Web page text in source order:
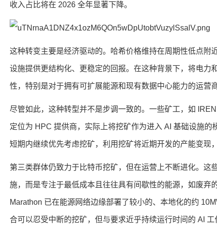
收入占比将在 2026 全年显著下降。
这种转变主要是经济驱动的。哈希价格维持在周期性低点附
设施提供更结构化、更稳定的回报。在这种背景下，将电力
性，特别是对于拥有可扩展能源和现有数据中心能力的运营
尽管如此，这种转型并不是步调一致的。一些矿工，如
定位为 HPC 提供商，实际上将挖矿作为进入 AI 基础设施的
短期内继续优先考虑挖矿，利用挖矿将近期开发的产能变现
第三类群体仍致力于比特币挖矿，但在运营上不断进化。这
施，而是专注于最低成本且往往具有间歇性的能源，如废弃
Marathon 已在能源网络边缘部署了较小的、本地化的约
合可以忍受中断的挖矿，但与要求近乎持续运行时间的 AI